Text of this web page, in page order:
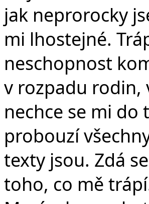
jak neprorocky
mi lhostejné.
neschopnost
v rozpadu rodin,
nechce se mi
probouzí
texty jsou. Zdá
toho, co mě